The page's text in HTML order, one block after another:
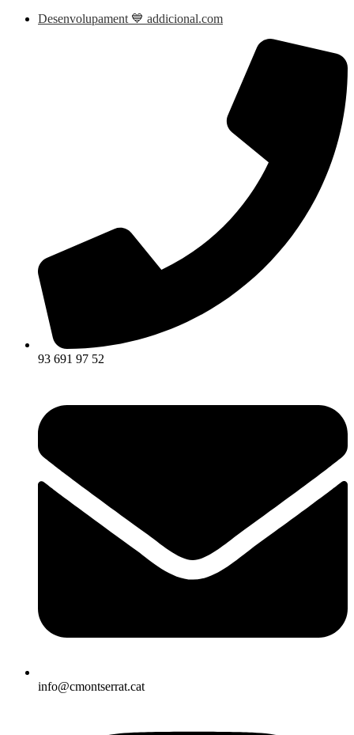
Desenvolupament 💙 addicional.com
93 691 97 52
info@cmontserrat.cat